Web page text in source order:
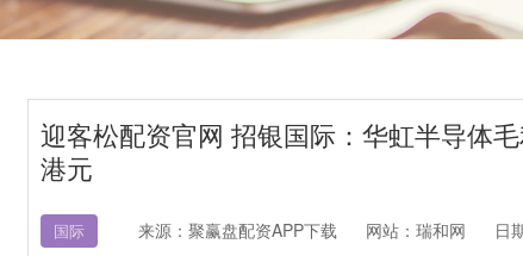
迎客松配资官网 招银国际：华虹半导体
港元
国际 来源：聚赢盘配资APP下载 网站：瑞和网 日